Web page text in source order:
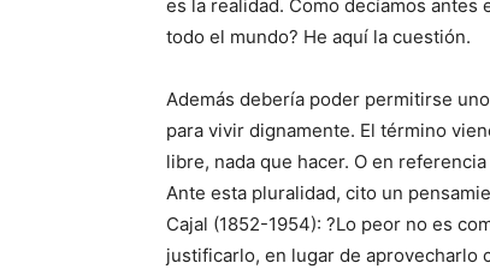
es la realidad. Como decíamos antes
todo el mundo? He aquí la cuestión.
Además debería poder permitirse
para vivir dignamente. El término
libre, nada que hacer. O en
Ante esta pluralidad, cito un
Cajal (1852-1954): ?Lo peor no es
justificarlo, en lugar de aprovecharlo